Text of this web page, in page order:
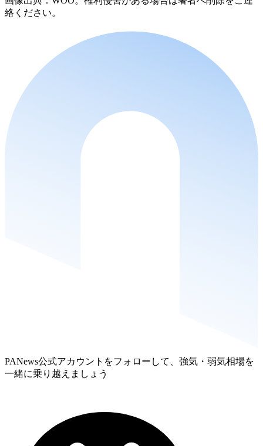
絡ください。
PANews公式アカウントをフォローして、強気・弱気相場を
一緒に乗り越えましょう